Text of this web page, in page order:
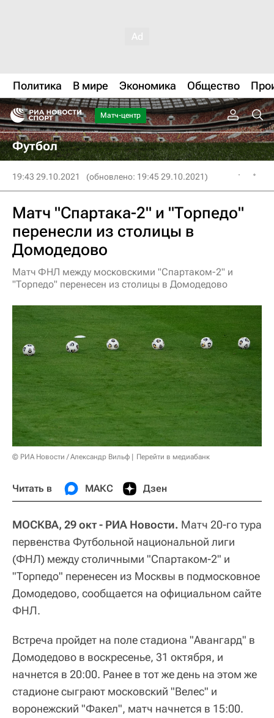
Политика В мире Экономика Общество
Матч-центр
Футбол
19:43 29.10.2021 (обновлено: 19:45 29.10.2021)
Матч "Спартака-2" и "Торпедо"
перенесли из столицы в
Домодедово
Матч ФНЛ между московскими "Спартаком-2" и
"Торпедо" перенесен из столицы в Домодедово
© РИА Новости / Александр Вильф Перейти в медиабанк
Читать в МАКС Дзен
МОСКВА, 29 окт - РИА Новости. Матч 20-го тура
первенства Футбольной национальной лиги
(ФНЛ) между столичными "Спартаком-2" и
"Торпедо" перенесен из Москвы в подмосковное
Домодедово, сообщается на официальном сайте
ФНЛ.
Встреча пройдет на поле стадиона "Авангард" в
Домодедово в воскресенье, 31 октября, и
начнется в 20:00. Ранее в тот же день на этом же
стадионе сыграют московский "Велес" и
воронежский "Факел", матч начнется в 15:00.